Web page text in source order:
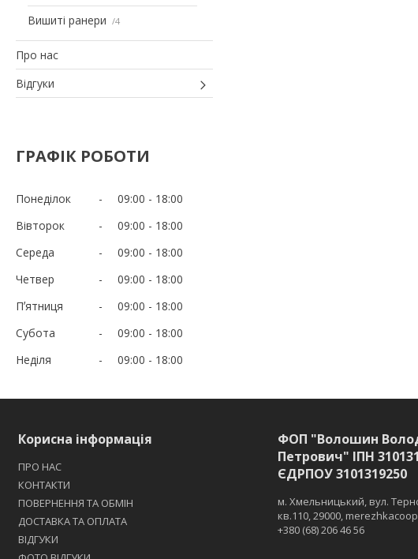
Вишиті ранери 4
Про нас
Відгуки
ГРАФІК РОБОТИ
Понеділок 09:00
18:00
Вівторок
09:00
18:00
Середа
09:00
18:00
Четвер
09:00
18:00
Пʼятниця
09:00
18:00
Субота
09:00
18:00
Неділя
09:00 18:00
Корисна інформація
ПРО НАС
КОНТАКТИ
ПОВЕРНЕННЯ ТА ОБМІН
ДОСТАВКА ТА ОПЛАТА
ВІДГУКИ
ФОП "Волошин
Петрович" ІПН
ЄДРПОУ 3101319250
м. Хмельницький, вул.
кв.110, 29000,
+380 (68) 206 46 56